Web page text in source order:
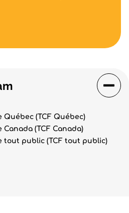
Québec (TCF Québec)
(TCF Canada)
tout public (TCF tout public)